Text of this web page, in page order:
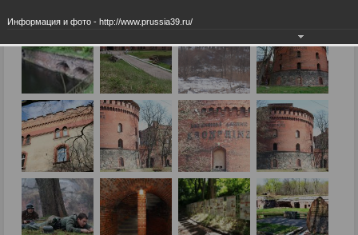
Информация и фото - http://www.prussia39.ru/